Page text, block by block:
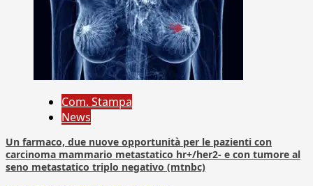
Com. Stampa
News
Un farmaco, due nuove opportunità per le pazienti con
carcinoma mammario metastatico hr+/her2- e con tumore al
seno metastatico triplo negativo (mtnbc)